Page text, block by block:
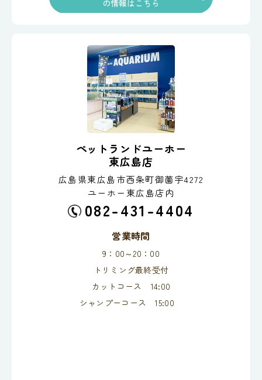
の情報はこちら
ペットランドユーホー
東広島店
広島県東広島市西条町御薗宇4272
ユーホー東広島店内
082-431-4404
営業時間
9：00～20：00
トリミング最終受付
カットコース 14:00
シャンプーコース 15:00